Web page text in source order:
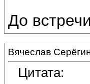
До
Вячеслав
Цитата: